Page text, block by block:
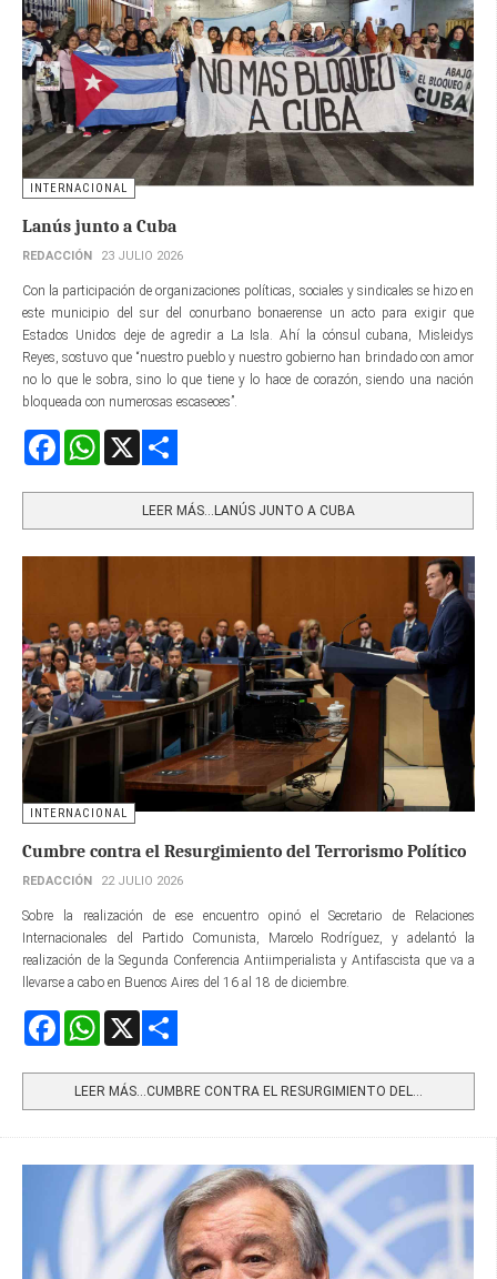
INTERNACIONAL
Lanús junto a Cuba
REDACCIÓN 23 JULIO 2026
Con la participación de organizaciones políticas, sociales y sindicales se hizo en
este municipio del sur del conurbano bonaerense un acto para exigir que
Estados Unidos deje de agredir a La Isla. Ahí la cónsul cubana, Misleidys
Reyes, sostuvo que “nuestro pueblo y nuestro gobierno han brindado con amor
no lo que le sobra, sino lo que tiene y lo hace de corazón, siendo una nación
bloqueada con numerosas escaseces”.
FacebookWhatsApp
LEER MÁS…LANÚS JUNTO A CUBA
INTERNACIONAL
Cumbre contra el Resurgimiento del Terrorismo Político
REDACCIÓN 22 JULIO 2026
Sobre la realización de ese encuentro opinó el Secretario de Relaciones
Internacionales del Partido Comunista, Marcelo Rodríguez, y adelantó la
realización de la Segunda Conferencia Antiimperialista y Antifascista que va a
llevarse a cabo en Buenos Aires del 16 al 18 de diciembre.
FacebookWhatsApp
LEER MÁS…CUMBRE CONTRA EL RESURGIMIENTO DEL...